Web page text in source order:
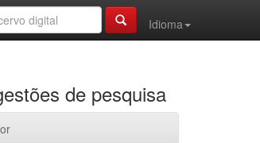
Idioma
de pesquisa